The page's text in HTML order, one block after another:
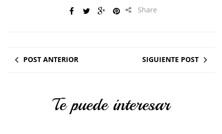
Share
POST ANTERIOR SIGUIENTE POST
Te puede interesar